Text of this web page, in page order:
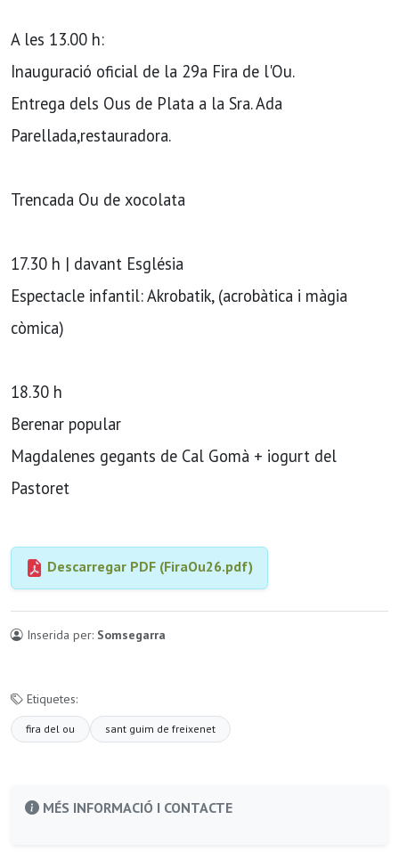
A les 13.00 h:
Inauguració oficial de la 29a Fira de l'Ou.
Entrega dels Ous de Plata a la Sra. Ada
Parellada,restauradora.
Trencada Ou de xocolata
17.30 h | davant Església
Espectacle infantil: Akrobatik, (acrobàtica i màgia
còmica)
18.30 h
Berenar popular
Magdalenes gegants de Cal Gomà + iogurt del
Pastoret
Descarregar PDF (FiraOu26.pdf)
Inserida per: Somsegarra
Etiquetes:
fira del ou sant guim de freixenet
MÉS INFORMACIÓ I CONTACTE